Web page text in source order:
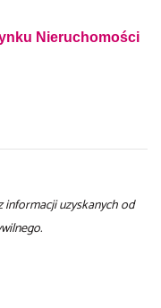
Nieruchomości
uzyskanych od